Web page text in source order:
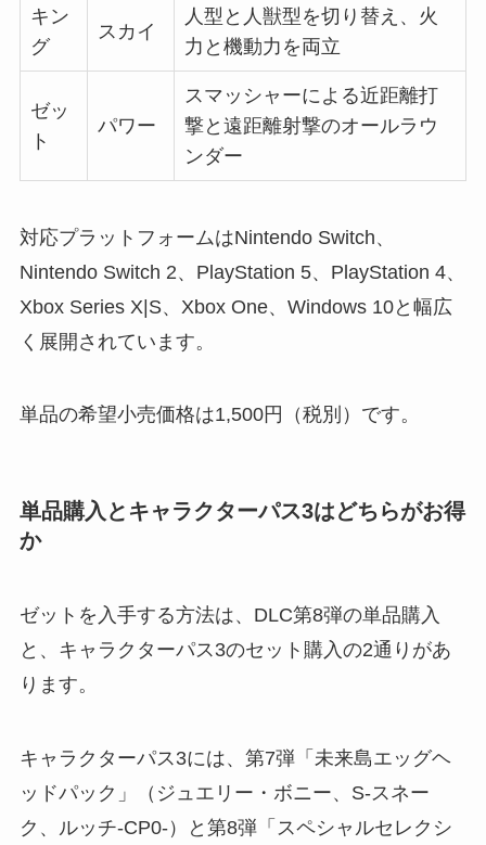
キン
グ
スカイ
人型と人獣型を切り替え、火
力と機動力を両立
ゼッ
ト
パワー
スマッシャーによる近距離打
撃と遠距離射撃のオールラウ
ンダー
対応プラットフォームはNintendo Switch、
Nintendo Switch 2、PlayStation 5、PlayStation 4、
Xbox Series X|S、Xbox One、Windows 10と幅広
く展開されています。
単品の希望小売価格は1,500円（税別）です。
単品購入とキャラクターパス3はどちらがお得
か
ゼットを入手する方法は、DLC第8弾の単品購入
と、キャラクターパス3のセット購入の2通りがあ
ります。
キャラクターパス3には、第7弾「未来島エッグヘ
ッドパック」（ジュエリー・ボニー、S-スネー
ク、ルッチ-CP0-）と第8弾「スペシャルセレクシ